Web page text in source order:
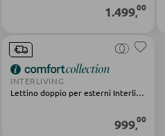
Bacheche e
Portaombrelli
1.499,00
INTERLIVING
Lettino doppio per esterni Interliving 7013 metallo grigio Rope Olefin
999,00